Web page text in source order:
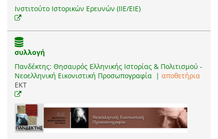
Ινστιτούτο Ιστορικών Ερευνών (ΙΙΕ/ΕΙΕ)
συλλογή
Πανδέκτης: Θησαυρός Ελληνικής Ιστορίας & Πολιτισμού -
Νεοελληνική Εικονιστική Προσωπογραφία | αποθετήρια
EKT